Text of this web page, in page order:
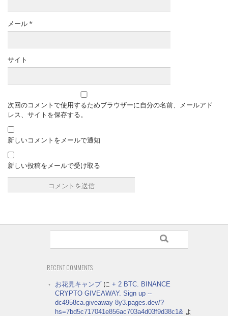
メール*
サイト
次回のコメントで使用するためブラウザーに自分の名前、メールアド
レス、サイトを保存する。
新しいコメントをメールで通知
新しい投稿をメールで受け取る
RECENT COMMENTS
お花見キャンプに + 2 BTC. BINANCE
CRYPTO GIVEAWAY. Sign up --
dc4958ca.giveaway-8y3.pages.dev/?
hs=7bd5c717041e856ac703a4d03f9d38c1& よ